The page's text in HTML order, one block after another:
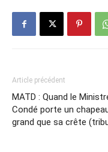
Article précédent
MATD : Quand le
Condé porte un
grand que sa crête